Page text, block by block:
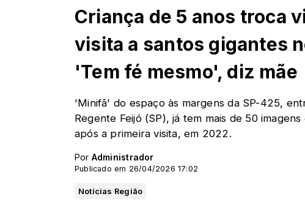
Criança de 5 anos troca
visita a santos gigantes
'Tem fé mesmo', diz mãe
'Minifã' do espaço às margens da SP-425,
Regente Feijó (SP), já tem mais de 50
após a primeira visita, em 2022.
Por Administrador
Publicado em 26/04/2026 17:02
Notícias Região